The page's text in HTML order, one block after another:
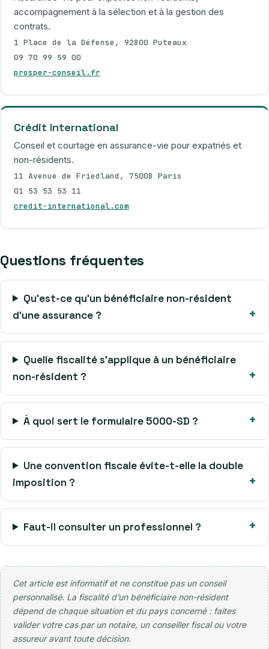
accompagnement à la sélection et à la gestion des
contrats.
1 Place de la Défense, 92800 Puteaux
09 70 99 59 00
prosper-conseil.fr
Crédit International
Conseil et courtage en assurance-vie pour expatriés et
non-résidents.
11 Avenue de Friedland, 75008 Paris
01 53 53 53 11
credit-international.com
Questions fréquentes
Qu’est-ce qu’un bénéficiaire non-résident
d’une assurance ?
Quelle fiscalité s’applique à un bénéficiaire
non-résident ?
À quoi sert le formulaire 5000-SD ?
Une convention fiscale évite-t-elle la double
imposition ?
Faut-il consulter un professionnel ?
Cet article est informatif et ne constitue pas un conseil
personnalisé. La fiscalité d’un bénéficiaire non-résident
dépend de chaque situation et du pays concerné : faites
valider votre cas par un notaire, un conseiller fiscal ou votre
assureur avant toute décision.